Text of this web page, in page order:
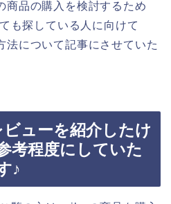
商品の購入を検討するため
も探している人に向けて
について記事にさせていた
ューを紹介したけ
考程度にしていた
♪